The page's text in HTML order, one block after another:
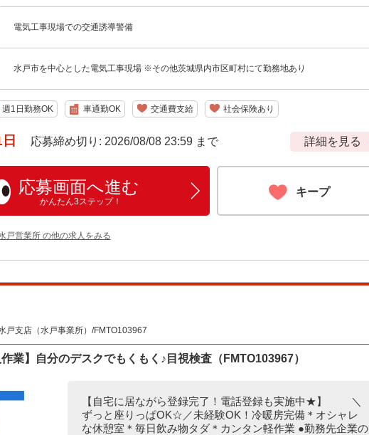
電気工事現場での交通誘導警備
水戸市を中心とした電気工事現場 ※その他茨城県内市区町村にて勤務地あり
週1日勤務OK 車通勤OK 交通費支給 社会保険あり
応募締め切り: 2026/08/08 23:59 まで 詳細を見る
応募画面へ進む
かんたん3ステップ！
キープ
営業所 の他の求人をみる
支店（水戸事業所）/FMTO103967
業】自分のデスクでもくもく♪目視検査（FMTO103967）
【自宅に居ながら登録完了！電話登録も実施中★】 ＼
ずっと座りっぱOK☆／未経験OK！冷暖房完備＊オシャレ
な休憩室＊毎日飲み物タダ＊カンタン軽作業 ●勤務先企業の